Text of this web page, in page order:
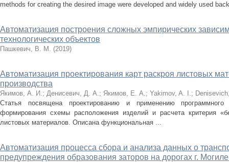
methods for creating the desired image were developed and widely used
Автоматизация построения сложных эмпирических
технологических объектов
Пашкевич, В. М. (2019)
Автоматизация проектирования карт раскроя листовых
производства
Якимов, А. И.; Денисевич, Д. А.; Якимов, Е. А.; Yakimov, A. I.;
Статья посвящена проектированию и применению программного
формирования схемы расположения изделий и расчета критерия
листовых материалов. Описана функциональная ...
Автоматизация процесса сбора и анализа данных о
предупреждения образования заторов на дорогах г.